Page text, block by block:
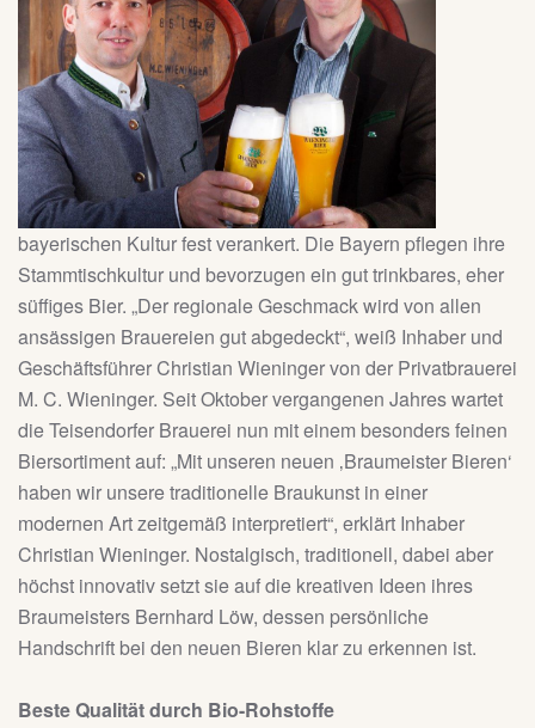
bayerischen Kultur fest verankert. Die Bayern pflegen ihre
Stammtischkultur und bevorzugen ein gut trinkbares, eher
süffiges Bier. „Der regionale Geschmack wird von allen
ansässigen Brauereien gut abgedeckt“, weiß Inhaber und
Geschäftsführer Christian Wieninger von der Privatbrauerei
M. C. Wieninger. Seit Oktober vergangenen Jahres wartet
die Teisendorfer Brauerei nun mit einem besonders feinen
Biersortiment auf: „Mit unseren neuen ‚Braumeister Bieren‘
haben wir unsere traditionelle Braukunst in einer
modernen Art zeitgemäß interpretiert“, erklärt Inhaber
Christian Wieninger. Nostalgisch, traditionell, dabei aber
höchst innovativ setzt sie auf die kreativen Ideen ihres
Braumeisters Bernhard Löw, dessen persönliche
Handschrift bei den neuen Bieren klar zu erkennen ist.
Beste Qualität durch Bio-Rohstoffe